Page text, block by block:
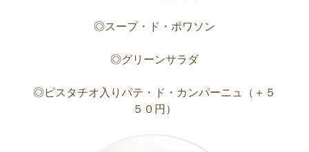
◎スープ・ド・ポワソン
◎グリーンサラダ
◎ピスタチオ入りパテ・ド・カンパーニュ（＋５
５０円）